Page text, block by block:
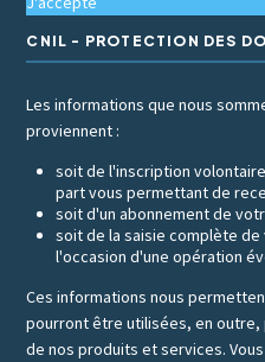
CNIL - PROTECTION DES
Les informations que nous
proviennent :
soit de l'inscription
part vous permettant de
soit d'un abonnement de
soit de la saisie complète
l'occasion d'une opération
Ces informations nous
pourront être utilisées, en
de nos produits et services.